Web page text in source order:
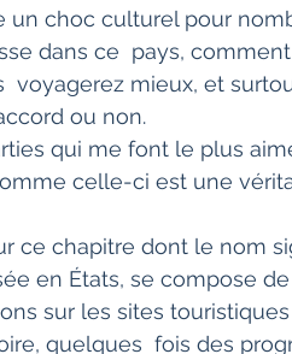
un choc culturel pour
dans ce  pays,
voyagerez mieux, et
ou non.
celle-ci est une
ce chapitre dont le nom
en États, se compose
sur les sites
quelques  fois des